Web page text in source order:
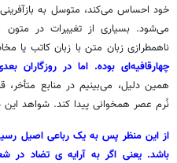
خود احساس می‌کند، متوسل به
می‌شود. بسیاری از تغییرات در
ناهمطرازی زبان متن با زبان کاتب یا
چهارقافیه‌ای بوده. اما در روزگاران
همین دلیل، می‌بینیم در منابع
نُرم عصر همخوانی پیدا کند. شواهد این
از این منظر پس به یک رباعی اصیل
باشد. یعنی اگر به آرایه ی تضاد در